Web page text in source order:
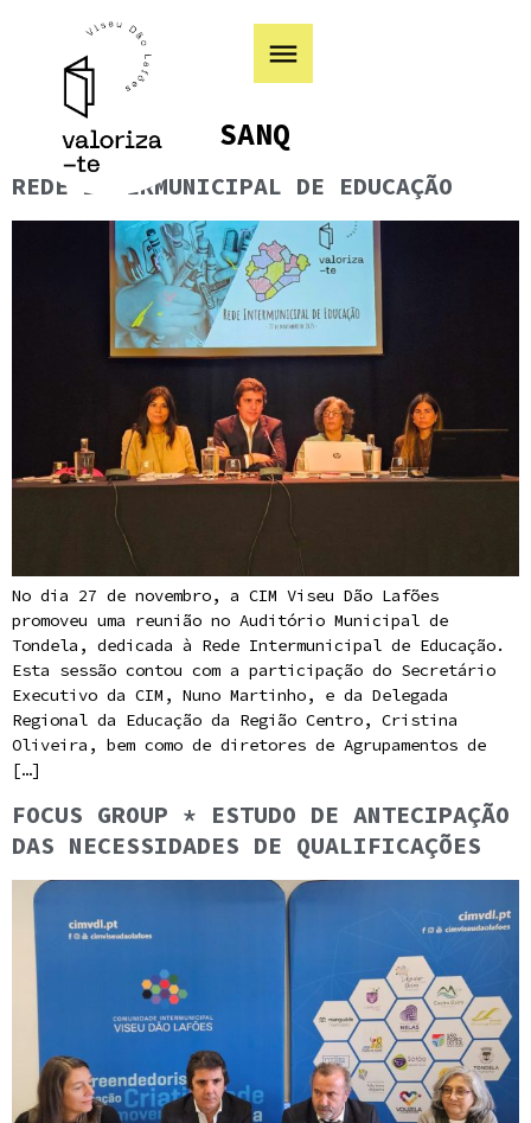
Categoria: SANQ
REDE INTERMUNICIPAL DE EDUCAÇÃO
No dia 27 de novembro, a CIM Viseu Dão Lafões
promoveu uma reunião no Auditório Municipal de
Tondela, dedicada à Rede Intermunicipal de Educação.
Esta sessão contou com a participação do Secretário
Executivo da CIM, Nuno Martinho, e da Delegada
Regional da Educação da Região Centro, Cristina
Oliveira, bem como de diretores de Agrupamentos de
[…]
FOCUS GROUP * ESTUDO DE ANTECIPAÇÃO
DAS NECESSIDADES DE QUALIFICAÇÕES